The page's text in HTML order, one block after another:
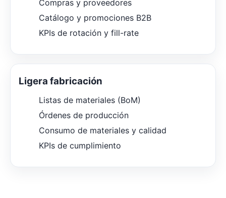
Compras y proveedores
Catálogo y promociones B2B
KPIs de rotación y fill-rate
Ligera fabricación
Listas de materiales (BoM)
Órdenes de producción
Consumo de materiales y calidad
KPIs de cumplimiento